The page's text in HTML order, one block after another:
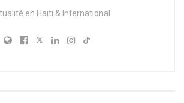
en Haiti & International